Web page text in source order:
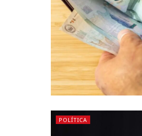
POLÍTICA